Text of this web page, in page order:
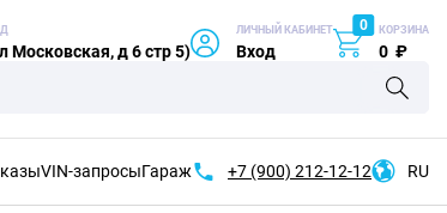
Московская, д 6 стр 5)
ЛИЧНЫЙ КАБИНЕТ
Вход
0 КОРЗИНА
0 ₽
VIN-запросыГараж +7 (900) 212-12-12 RU